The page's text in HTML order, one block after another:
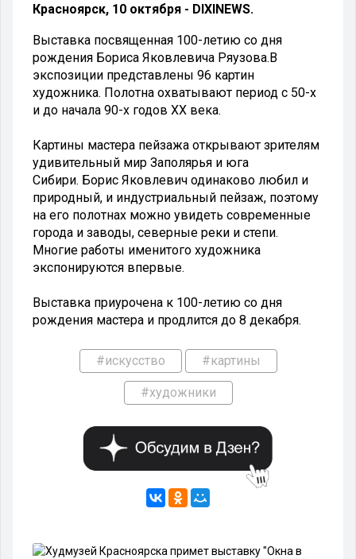
Красноярск, 10 октября - DIXINEWS.
Выставка посвященная 100-летию со дня
рождения Бориса Яковлевича Ряузова.В
экспозиции представлены 96 картин
художника. Полотна охватывают период с 50-х
и до начала 90-х годов ХХ века.
Картины мастера пейзажа открывают зрителям
удивительный мир Заполярья и юга
Сибири. Борис Яковлевич одинаково любил и
природный, и индустриальный пейзаж, поэтому
на его полотнах можно увидеть современные
города и заводы, северные реки и степи.
Многие работы именитого художника
экспонируются впервые.
Выставка приурочена к 100-летию со дня
рождения мастера и продлится до 8 декабря.
#искусство #картины
#художники